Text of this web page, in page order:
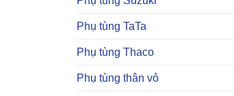
Phụ tùng TaTa
Phụ tùng Thaco
Phụ tùng thân vỏ